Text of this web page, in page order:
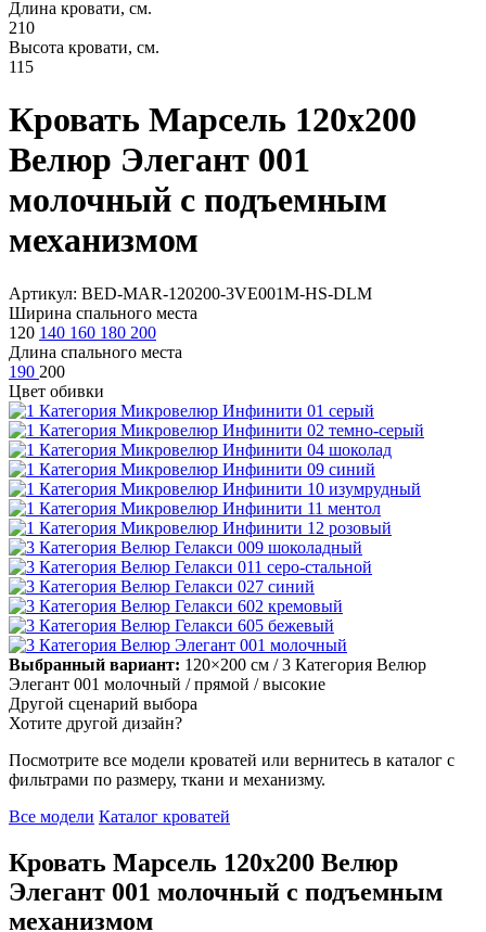
Длина кровати, см.
210
Высота кровати, см.
115
Кровать Марсель 120х200
Велюр Элегант 001
молочный с подъемным
механизмом
Артикул: BED-MAR-120200-3VE001M-HS-DLM
Ширина спального места
120 140 160 180 200
Длина спального места
190 200
Цвет обивки
Выбранный вариант: 120×200 см / 3 Категория Велюр
Элегант 001 молочный / прямой / высокие
Другой сценарий выбора
Хотите другой дизайн?
Посмотрите все модели кроватей или вернитесь в каталог с
фильтрами по размеру, ткани и механизму.
Все модели Каталог кроватей
Кровать Марсель 120х200 Велюр
Элегант 001 молочный с подъемным
механизмом